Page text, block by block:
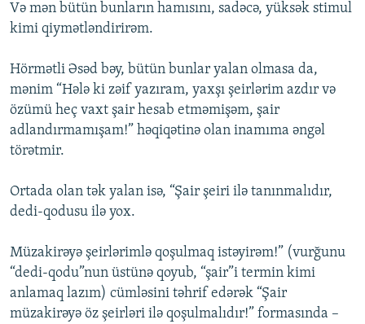
Və mən bütün bunların hamısını, sadəcə, yüksək stimul
kimi qiymətləndirirəm.
Hörmətli Əsəd bəy, bütün bunlar yalan olmasa da,
mənim “Hələ ki zəif yazıram, yaxşı şeirlərim azdır və
özümü heç vaxt şair hesab etməmişəm, şair
adlandırmamışam!” həqiqətinə olan inamıma əngəl
törətmir.
Ortada olan tək yalan isə, “Şair şeiri ilə tanınmalıdır,
dedi-qodusu ilə yox.
Müzakirəyə şeirlərimlə qoşulmaq istəyirəm!” (vurğunu
“dedi-qodu”nun üstünə qoyub, “şair”i termin kimi
anlamaq lazım) cümləsini təhrif edərək “Şair
müzakirəyə öz şeirləri ilə qoşulmalıdır!” formasında –